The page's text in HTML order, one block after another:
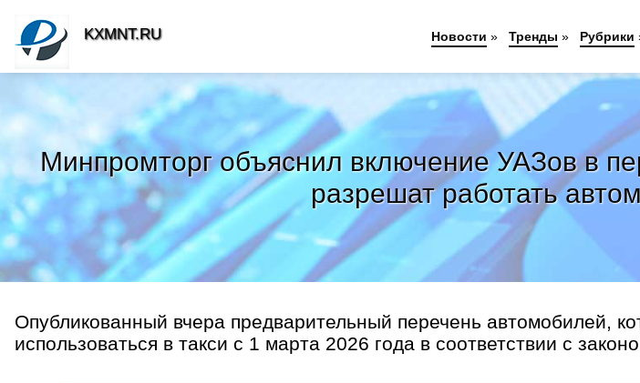
Минпромторг объяснил включение УАЗов в
разрешат работать
Опубликованный вчера предварительный перечень автомобилей,
использоваться в такси с 1 марта 2026 года в соответствии с
KXMNT.RU Новости » Тренды » Рубрики